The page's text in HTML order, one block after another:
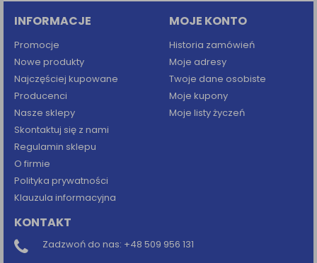
INFORMACJE
Promocje
Nowe produkty
Najczęściej kupowane
Producenci
Nasze sklepy
Skontaktuj się z nami
Regulamin sklepu
O firmie
Polityka prywatności
Klauzula informacyjna
MOJE KONTO
Historia zamówień
Moje adresy
Twoje dane osobiste
Moje kupony
Moje listy życzeń
KONTAKT
Zadzwoń do nas: +48 509 956 131